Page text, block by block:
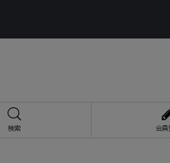
検索 会